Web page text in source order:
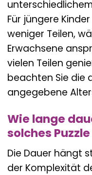
Für jüngere
weniger Teilen,
Erwachsene
vielen Teilen
beachten Sie die
angegebene
Wie lange
solches
Die Dauer hängt
der Komplexität